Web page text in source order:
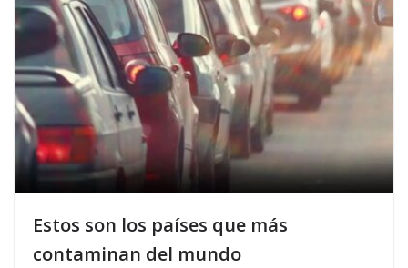
Estos son los países que más
contaminan del mundo